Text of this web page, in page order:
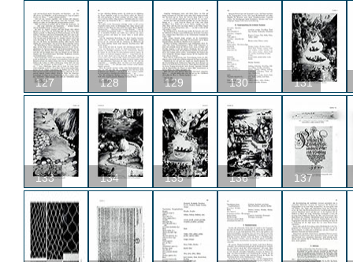
127 128 129 130 131
133 134 135 136 137